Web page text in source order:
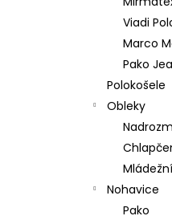
Viadi
Marco
Pako
Polokošele
Obleky
Nohavice
Pako